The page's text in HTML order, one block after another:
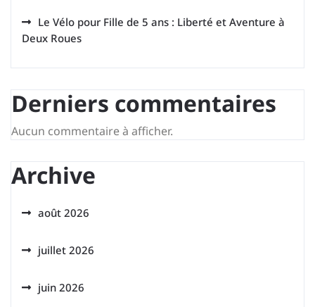
Le Vélo pour Fille de 5 ans : Liberté et Aventure à
Deux Roues
Derniers commentaires
Aucun commentaire à afficher.
Archive
août 2026
juillet 2026
juin 2026